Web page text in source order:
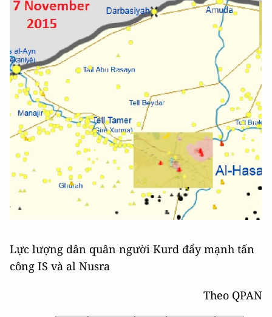
Lực lượng dân quân người Kurd đẩy mạnh tấn
công IS và al Nusra
Theo QPAN